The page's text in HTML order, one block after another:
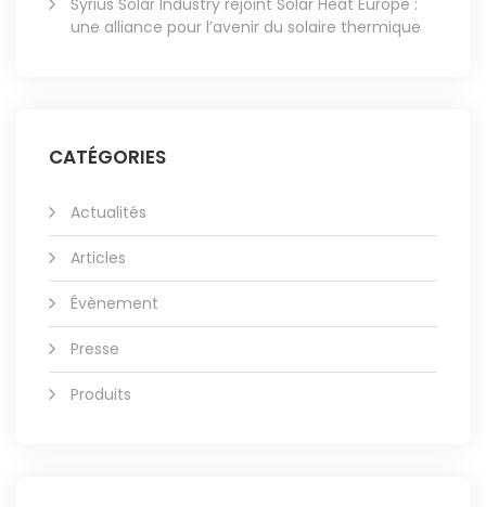
Syrius Solar Industry rejoint Solar Heat Europe :
une alliance pour l’avenir du solaire thermique
CATÉGORIES
Actualités
Articles
Évènement
Presse
Produits